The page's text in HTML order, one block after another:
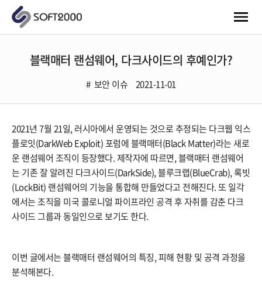
블랙매터 랜섬웨어, 다크사이드의 후예인가?
보안 이슈 2021-11-01
2021년 7월 21일, 러시아에서 운영되는 것으로 추정되는 다크웹 익스
플로잇(DarkWeb Exploit) 포럼에 블랙매터(Black Matter)라는 새로
운 랜섬웨어 조직이 등장했다. 제작자에 따르면, 블랙매터 랜섬웨어
는 기존 잘 알려진 다크사이드(DarkSide), 블루크랩(BlueCrab), 록빗
(LockBit) 랜섬웨어의 기능을 통합해 만들었다고 전해진다. 또 일각
에서는 조직을 미국 콜로니얼 파이프라인 공격 후 자취를 감춘 다크
사이드 그룹과 동일인으로 보기도 한다.
이번 글에서는 블랙매터 랜섬웨어의 특징, 피해 현황 및 공격 과정을
분석해본다.